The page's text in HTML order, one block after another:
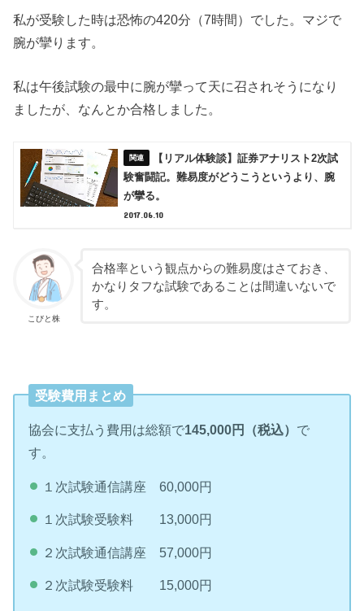
私が受験した時は恐怖の420分（7時間）でした。マジで
腕が攣ります。
私は午後試験の最中に腕が攣って天に召されそうになり
ましたが、なんとか合格しました。
【リアル体験談】証券アナリスト2次試
験奮闘記。難易度がどうこうというより、腕
が攣る。
2017.06.10
こびと株
合格率という観点からの難易度はさておき、
かなりタフな試験であることは間違いないで
す。
受験費用まとめ
協会に支払う費用は総額で145,000円（税込） で
す。
１次試験通信講座 60,000円
１次試験受験料 13,000円
２次試験通信講座 57,000円
２次試験受験料 15,000円